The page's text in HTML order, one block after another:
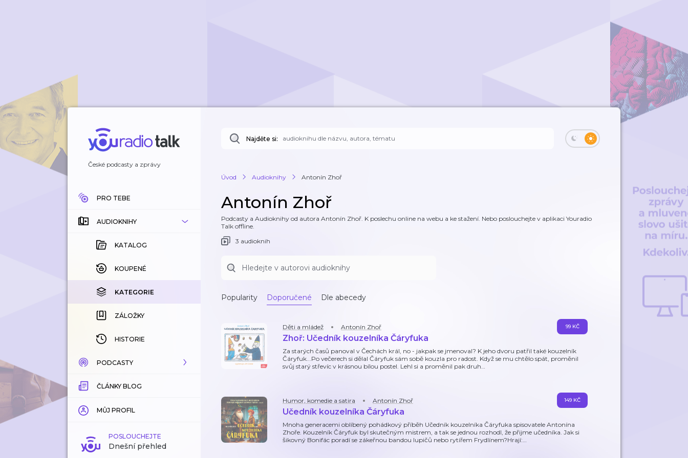
České podcasty a zprávy
PRO TEBE
AUDIOKNIHY
KATALOG
KOUPENÉ
KATEGORIE
ZÁLOŽKY
HISTORIE
PODCASTY
KATALOG
KATEGORIE
ZÁLOŽKY
ČLÁNKY BLOG
MŮJ PROFIL
POSLOUCHEJTE
Dnešní přehled
Najděte si:
Úvod Audioknihy Antonín Zhoř
Antonín Zhoř
Podcasty a Audioknihy od autora Antonín Zhoř. K poslechu online na webu a ke stažení. Nebo poslouchejte v aplikaci Youradio
Talk offline.
3 audioknih
Popularity Doporučené Dle abecedy
Děti a mládež Antonín Zhoř
Zhoř: Učedník kouzelníka Čáryfuka
Za starých časů panoval v Čechách král, no - jakpak se jmenoval? K jeho dvoru patřil také kouzelník
Čáryfuk...Po večerech si dělal Čáryfuk sám sobě kouzla pro radost. Když se mu chtělo spát, proměnil
svůj starý střevíc v krásnou bílou postel. Lehl si a proměnil pak druh…
99 KČ
Humor, komedie a satira Antonín Zhoř
Učedník kouzelníka Čáryfuka
Mnoha generacemi oblíbený pohádkový příběh Učedník kouzelníka Čáryfuka spisovatele Antonína
Zhoře. Kouzelník Čáryfuk byl skutečným mistrem, a tak se jednou rozhodl, že přijme učedníka. Jak si
šikovný Bonifác poradí se zákeřnou bandou lupičů nebo rytířem Frydlínem?Hrají:…
149 KČ